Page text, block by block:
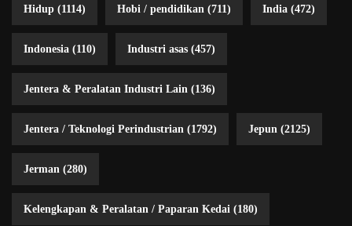
Hidup (1114) Hobi / pendidikan (711) India (472)
Indonesia (110) Industri asas (457)
Jentera & Peralatan Industri Lain (136)
Jentera / Teknologi Perindustrian (1792) Jepun (2125)
Jerman (280)
Kelengkapan & Peralatan / Paparan Kedai (180)